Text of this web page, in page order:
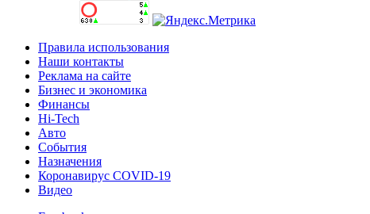
Правила использования
Наши контакты
Реклама на сайте
Бизнес и экономика
Финансы
Hi-Tech
Авто
События
Назначения
Коронавирус COVID-19
Видео